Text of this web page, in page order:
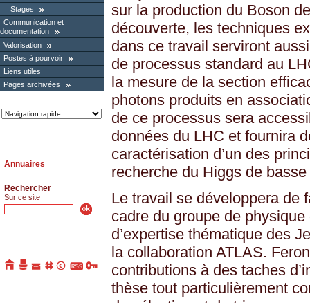
Stages
Communication et
documentation
Valorisation
Postes à pourvoir
Liens utiles
Pages archivées
Annuaires
Rechercher
Sur ce site
sur la production du Boson
découverte, les techniques
dans ce travail serviront
de processus standard au
la mesure de la section
photons produits en
de ce processus sera
données du LHC et fournira
caractérisation d’un des
recherche du Higgs de
Le travail se développera de
cadre du groupe de
d’expertise thématique des
la collaboration ATLAS.
contributions à des taches
thèse tout particulièrement